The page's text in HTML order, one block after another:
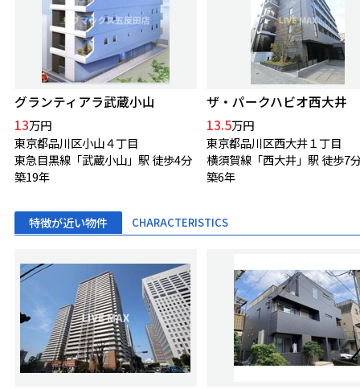
グランティアラ武蔵小山
13万円
東京都品川区小山４丁目
東急目黒線「武蔵小山」駅 徒歩4分
築19年
ザ・パークハビオ西大井
13.5万円
東京都品川区西大井１丁目
横須賀線「西大井」駅 徒歩7
築6年
特徴が近い物件 CHARACTERISTICS